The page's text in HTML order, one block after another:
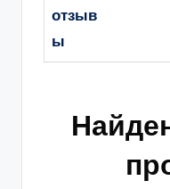
отзыв
ы